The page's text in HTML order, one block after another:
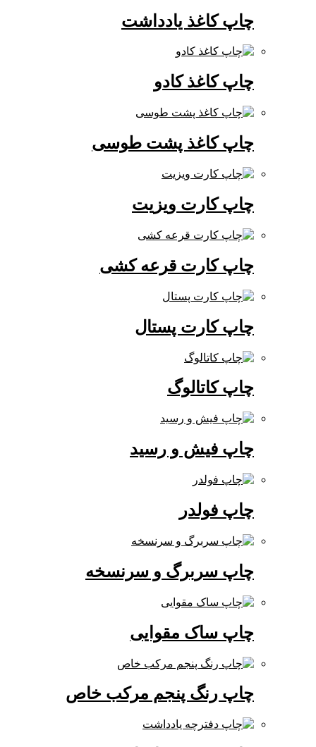
چاپ کاغذ یادداشت
چاپ کاغذ کادو
چاپ کاغذ پشت طوسی
چاپ کارت ویزیت
چاپ کارت قرعه کشی
چاپ کارت پستال
چاپ کاتالوگ
چاپ فیش و رسید
چاپ فولدر
چاپ سربرگ و سرنسخه
چاپ ساک مقوایی
چاپ رنگ پنجم مرکب خاص